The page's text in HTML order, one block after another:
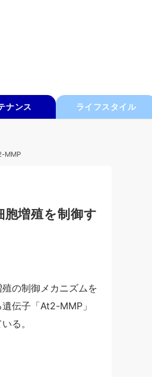
ナンス ライフスタイル
MMP
増殖を制御す
の制御メカニズムを
伝子「At2-MMP」
る。